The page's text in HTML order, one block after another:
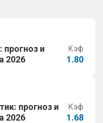
прогноз и
2026
Кэф
1.80
прогноз и
2026
Кэф
1.68